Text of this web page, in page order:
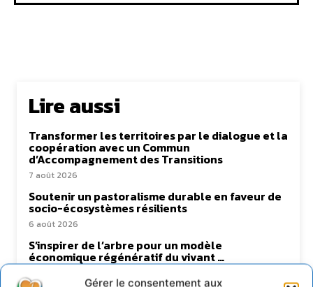
Gérer le consentement aux
Lire aussi
Transformer les territoires par le dialogue et la
coopération avec un Commun
d’Accompagnement des Transitions
7 août 2026
Soutenir un pastoralisme durable en faveur de
socio-écosystèmes résilients
6 août 2026
S’inspirer de l’arbre pour un modèle
économique régénératif du vivant …